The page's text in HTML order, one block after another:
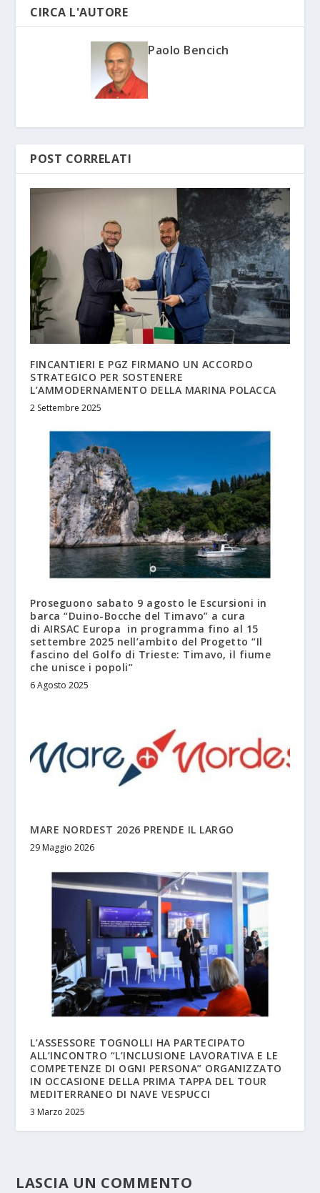
CIRCA L'AUTORE
Paolo Bencich
POST CORRELATI
FINCANTIERI E PGZ FIRMANO UN ACCORDO
STRATEGICO PER SOSTENERE
L’AMMODERNAMENTO DELLA MARINA POLACCA
2 Settembre 2025
Proseguono sabato 9 agosto le Escursioni in
barca “Duino-Bocche del Timavo” a cura
di AIRSAC Europa in programma fino al 15
settembre 2025 nell’ambito del Progetto “Il
fascino del Golfo di Trieste: Timavo, il fiume
che unisce i popoli”
6 Agosto 2025
MARE NORDEST 2026 PRENDE IL LARGO
29 Maggio 2026
L’ASSESSORE TOGNOLLI HA PARTECIPATO
ALL’INCONTRO “L’INCLUSIONE LAVORATIVA E LE
COMPETENZE DI OGNI PERSONA” ORGANIZZATO
IN OCCASIONE DELLA PRIMA TAPPA DEL TOUR
MEDITERRANEO DI NAVE VESPUCCI
3 Marzo 2025
LASCIA UN COMMENTO